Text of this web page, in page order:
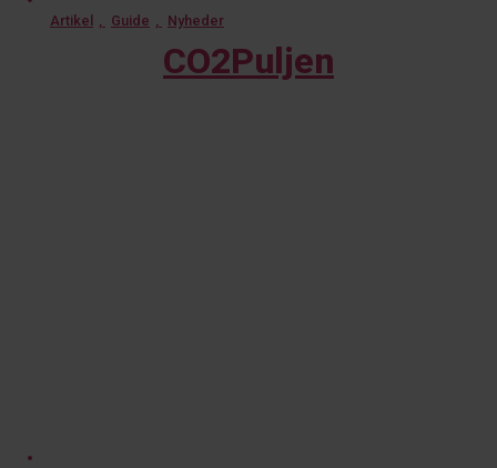
Artikel , Guide , Nyheder
CO2Puljen